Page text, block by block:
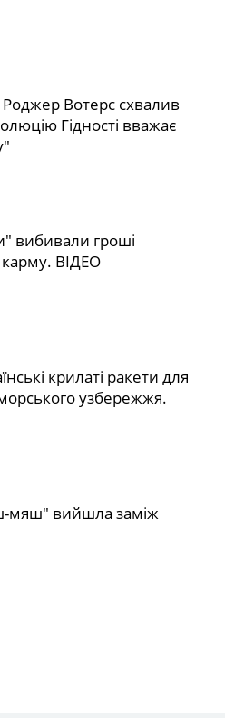
Вотерс схвалив
Гідності вважає
вибивали гроші
карму. ВІДЕО
крилаті ракети для
узбережжя.
мяш" вийшла заміж